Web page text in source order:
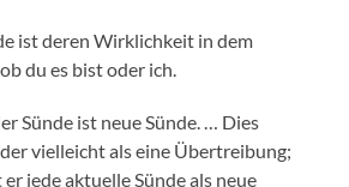
ist deren Wirklichkeit in dem
du es bist oder ich.
Sünde ist neue Sünde. … Dies
vielleicht als eine Übertreibung;
jede aktuelle Sünde als neue